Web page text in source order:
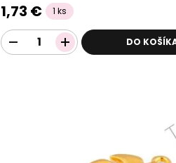
1,73 € 1 ks
DO